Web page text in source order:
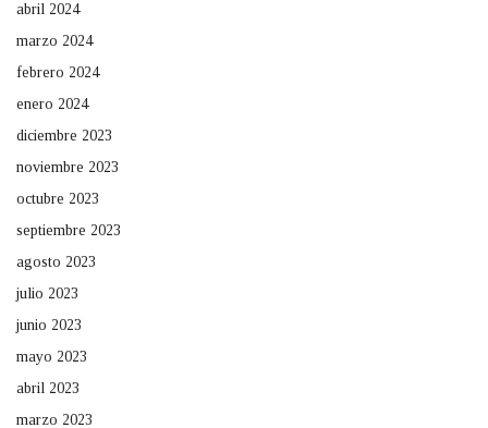
abril 2024
marzo 2024
febrero 2024
enero 2024
diciembre 2023
noviembre 2023
octubre 2023
septiembre 2023
agosto 2023
julio 2023
junio 2023
mayo 2023
abril 2023
marzo 2023